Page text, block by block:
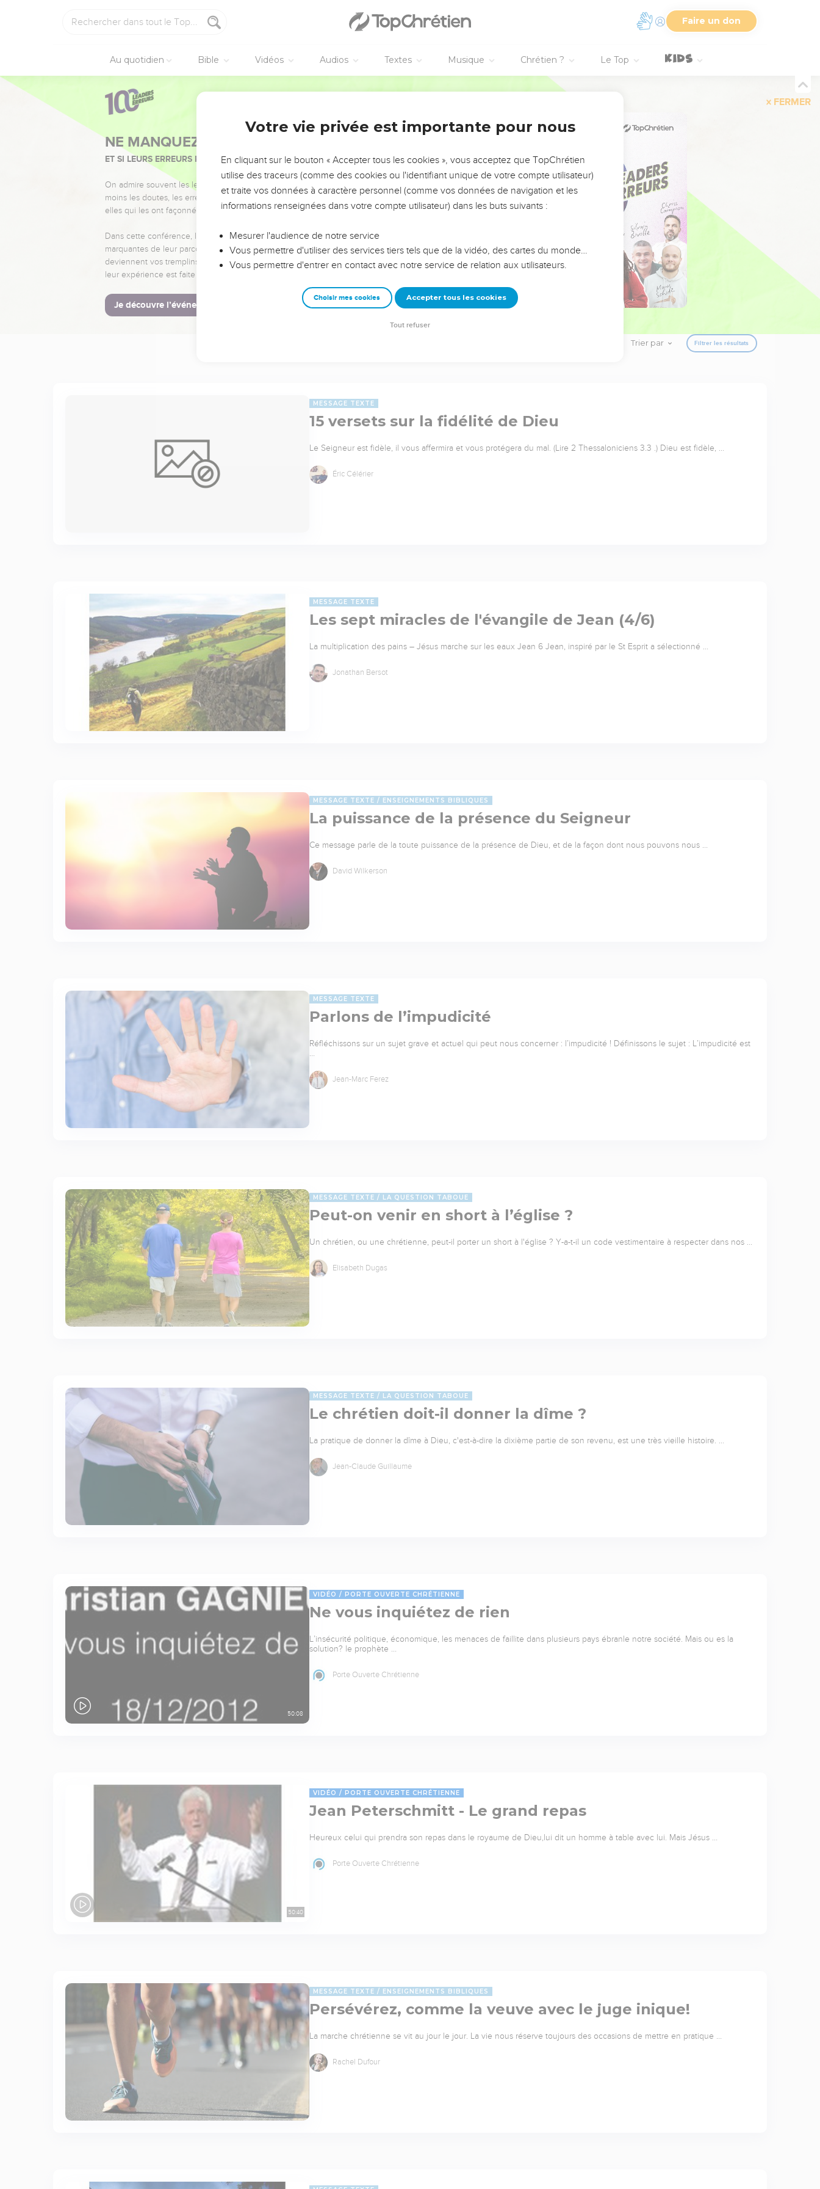
Faire un don
Au quotidien Bible Vidéos Audios Textes Musique Chrétien ? Le Top
FERMER
NE MANQUEZ PAS L’ÉVÉNEMENT DE L’ANNÉE !
ET SI LEURS ERREURS POUVAIENT VOUS ÉVITER LES VOTRES ?
On admire souvent les leaders pour leurs réussites, leur impact, leur foi ou leur vision. Mais on voit
moins les doutes, les erreurs et les saisons difficiles qu'ils ont traversés, alors même que ce sont
elles qui les ont façonnés.
Dans cette conférence, leaders, entrepreneurs, et responsables reviennent sur les erreurs
marquantes de leur parcours et les clés pour avancer avec plus de sagesse afin que leurs erreurs
deviennent vos tremplins. Que vous guidiez un ministère, une équipe, un groupe ou une famille,
leur expérience est faite pour vous.
Je découvre l’événement
Trier par Filtrer les résultats
MESSAGE TEXTE
15 versets sur la fidélité de Dieu
Le Seigneur est fidèle, il vous affermira et vous protégera du mal. (Lire 2 Thessaloniciens 3.3 .) Dieu est fidèle, …
Éric Célérier
MESSAGE TEXTE
Les sept miracles de l'évangile de Jean (4/6)
La multiplication des pains – Jésus marche sur les eaux Jean 6 Jean, inspiré par le St Esprit a sélectionné …
Jonathan Bersot
MESSAGE TEXTE ENSEIGNEMENTS BIBLIQUES
La puissance de la présence du Seigneur
Ce message parle de la toute puissance de la présence de Dieu, et de la façon dont nous pouvons nous …
David Wilkerson
MESSAGE TEXTE
Parlons de l’impudicité
Réfléchissons sur un sujet grave et actuel qui peut nous concerner : l’impudicité ! Définissons le sujet : L’impudicité est
Jean-Marc Ferez
MESSAGE TEXTE LA QUESTION TABOUE
Peut-on venir en short à l’église ?
Un chrétien, ou une chrétienne, peut-il porter un short à l'église ? Y-a-t-il un code vestimentaire à respecter dans nos …
Elisabeth Dugas
MESSAGE TEXTE LA QUESTION TABOUE
Le chrétien doit-il donner la dîme ?
La pratique de donner la dîme à Dieu, c'est-à-dire la dixième partie de son revenu, est une très vieille histoire. …
Jean-Claude Guillaume
50:08
VIDÉO PORTE OUVERTE CHRÉTIENNE
Ne vous inquiétez de rien
L’insécurité politique, économique, les menaces de faillite dans plusieurs pays ébranle notre société. Mais ou es la
solution? le prophète …
Porte Ouverte Chrétienne
50:40
VIDÉO PORTE OUVERTE CHRÉTIENNE
Jean Peterschmitt - Le grand repas
Heureux celui qui prendra son repas dans le royaume de Dieu,lui dit un homme à table avec lui. Mais Jésus …
Porte Ouverte Chrétienne
MESSAGE TEXTE ENSEIGNEMENTS BIBLIQUES
Persévérez, comme la veuve avec le juge inique!
La marche chrétienne se vit au jour le jour. La vie nous réserve toujours des occasions de mettre en pratique …
Rachel Dufour
Votre vie privée est importante pour nous
En cliquant sur le bouton « Accepter tous les cookies », vous acceptez que TopChrétien
utilise des traceurs (comme des cookies ou l'identifiant unique de votre compte utilisateur)
et traite vos données à caractère personnel (comme vos données de navigation et les
informations renseignées dans votre compte utilisateur) dans les buts suivants :
Mesurer l'audience de notre service
Vous permettre d'utiliser des services tiers tels que de la vidéo, des cartes du monde…
Vous permettre d'entrer en contact avec notre service de relation aux utilisateurs.
Choisir mes cookies Accepter tous les cookies
Tout refuser